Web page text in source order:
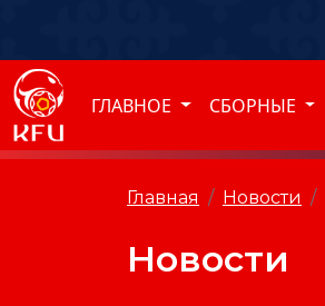
ГЛАВНОЕ СБОРНЫЕ
Главная Новости
Новости